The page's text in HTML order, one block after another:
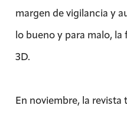
margen de vigilancia y
lo bueno y para malo, la
3D.
En noviembre, la